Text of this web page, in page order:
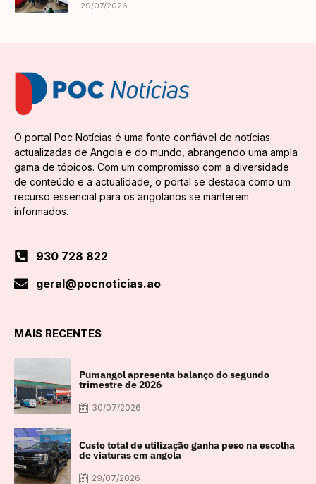
29/07/2026
O portal Poc Notícias é uma fonte confiável de notícias
actualizadas de Angola e do mundo, abrangendo uma ampla
gama de tópicos. Com um compromisso com a diversidade
de conteúdo e a actualidade, o portal se destaca como um
recurso essencial para os angolanos se manterem
informados.
930 728 822
geral@pocnoticias.ao
MAIS RECENTES
Pumangol apresenta balanço do segundo
trimestre de 2026
30/07/2026
Custo total de utilização ganha peso na escolha
de viaturas em angola
29/07/2026